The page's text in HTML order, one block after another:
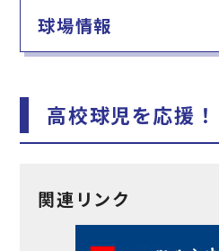
球場情報
高校球児を応援！
関連リンク